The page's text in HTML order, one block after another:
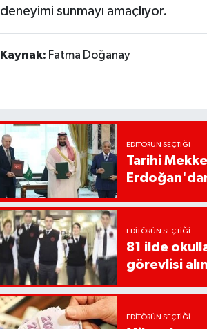
deneyimi sunmayı amaçlıyor.
Kaynak: Fatma Doğanay
EDITÖRÜN SEÇTIĞI
Tarihi
EDITÖRÜN SEÇTIĞI
81 ilde
görevlisi
EDITÖRÜN SEÇTIĞI